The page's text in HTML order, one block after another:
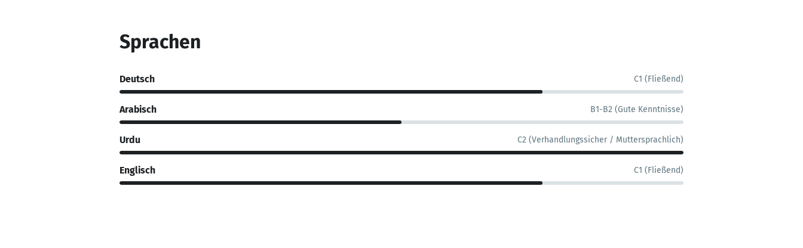
Sprachen
Deutsch C1 (Fließend)
Arabisch B1-B2 (Gute Kenntnisse)
Urdu C2 (Verhandlungssicher / Muttersprachlich)
Englisch C1 (Fließend)